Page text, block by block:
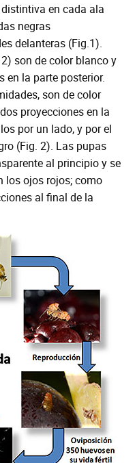
en cada ala
negras
delanteras (Fig.1).
son de color blanco y
en la parte posterior.
son de color
proyecciones en la
por un lado, y por el
(Fig. 2). Las pupas
al principio y se
los ojos rojos; como
al final de la